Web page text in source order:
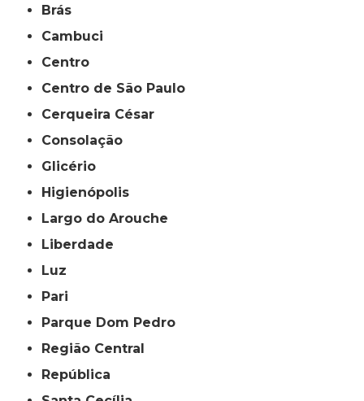
Brás
Cambuci
Centro
Centro de São Paulo
Cerqueira César
Consolação
Glicério
Higienópolis
Largo do Arouche
Liberdade
Luz
Pari
Parque Dom Pedro
Região Central
República